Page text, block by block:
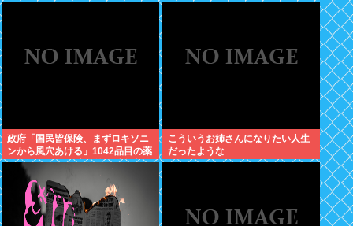
政府「国民皆保険、まずロキソニ
ンから風穴あける」1042品目の薬
価4分の1を保険適用外で財布直
撃、2027年3月開始
こういうお姉さんになりたい人生
だったような